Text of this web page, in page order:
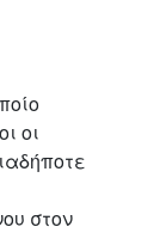
οι
στον